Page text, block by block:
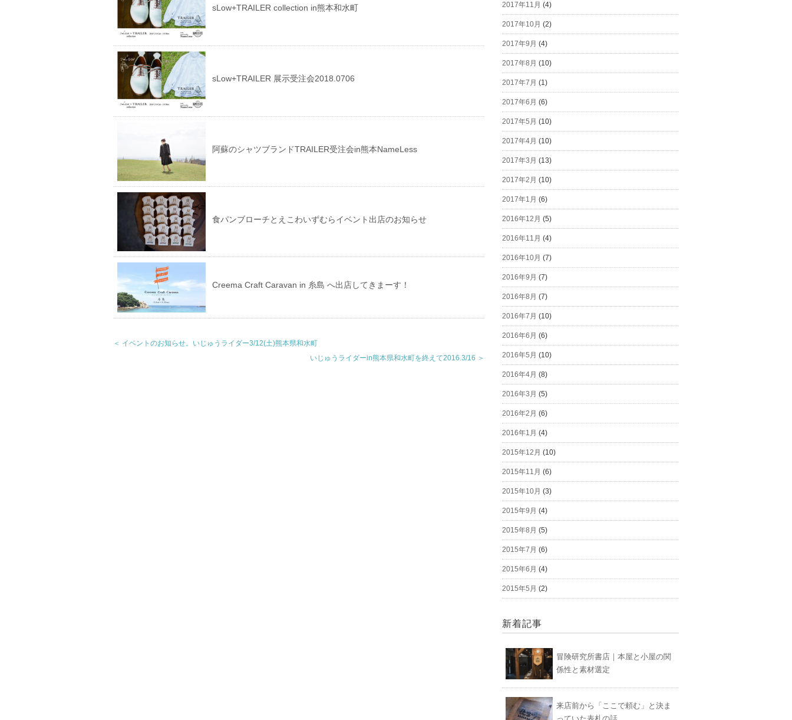
sLow+TRAILER collection in熊本和水町
sLow+TRAILER 展示受注会2018.0706
阿蘇のシャツブランドTRAILER受注会in熊本NameLess
食パンブローチとえこわいずむらイベント出店のお知らせ
Creema Craft Caravan in 糸島 へ出店してきまーす！
＜ イベントのお知らせ。いじゅうライダー3/12(土)熊本県和水町
いじゅうライダーin熊本県和水町を終えて2016.3/16 ＞
2017年11月 (4)
2017年10月 (2)
2017年9月 (4)
2017年8月 (10)
2017年7月 (1)
2017年6月 (6)
2017年5月 (10)
2017年4月 (10)
2017年3月 (13)
2017年2月 (10)
2017年1月 (6)
2016年12月 (5)
2016年11月 (4)
2016年10月 (7)
2016年9月 (7)
2016年8月 (7)
2016年7月 (10)
2016年6月 (6)
2016年5月 (10)
2016年4月 (8)
2016年3月 (5)
2016年2月 (6)
2016年1月 (4)
2015年12月 (10)
2015年11月 (6)
2015年10月 (3)
2015年9月 (4)
2015年8月 (5)
2015年7月 (6)
2015年6月 (4)
2015年5月 (2)
新着記事
冒険研究所書店｜本屋と小屋の関
係性と素材選定
来店前から「ここで頼む」と決ま